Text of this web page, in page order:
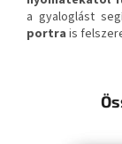
a gyaloglást
portra is